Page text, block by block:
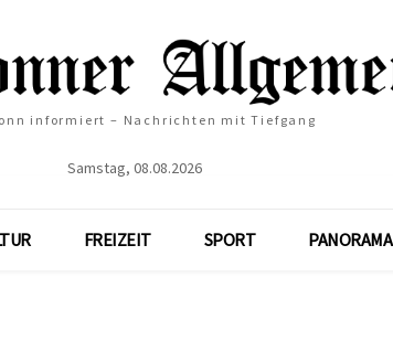
informiert – Nachrichten mit Tiefgang
Samstag, 08.08.2026
FREIZEIT SPORT PANORAMA